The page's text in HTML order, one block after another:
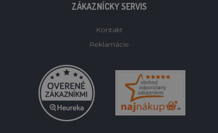
ZÁKAZNÍCKY SERVIS
Kontakt
Reklamácie